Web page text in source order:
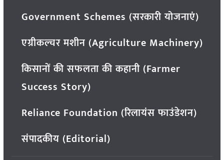
Government Schemes (सरकारी योजनाएं)
एग्रीकल्चर मशीन (Agriculture Machinery)
किसानों की सफलता की कहानी (Farmer
Success Story)
Reliance Foundation (रिलायंस फाउंडेशन)
संपादकीय (Editorial)